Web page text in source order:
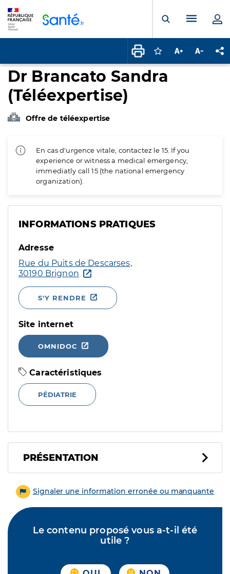
Ouvrir laMenu
Connectez-vous
Augmenter la
Dr Brancato Sandra
(Téléexpertise)
Offre de téléexpertise
En cas d'urgence vitale, contactez le 15. If you
experience or witness a medical emergency,
immediatly call 15 (the national emergency
organization).
INFORMATIONS PRATIQUES
Adresse
Rue du Puits de Descarses,
30190 Brignon
S'Y RENDRE
Site internet
OMNIDOC
Caractéristiques
PÉDIATRIE
PRÉSENTATION
Signaler une information erronée ou manquante
Le contenu proposé vous a-t-il été
utile ?